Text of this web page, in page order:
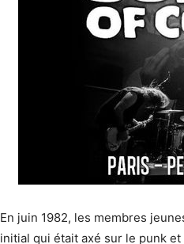
En juin 1982, les membres
initial qui était axé sur le punk